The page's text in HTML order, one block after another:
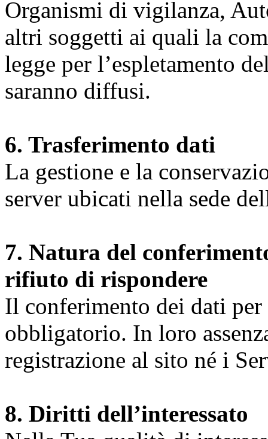
Organismi di vigilanza,
altri soggetti ai quali la
legge per l’espletamento
saranno diffusi.
6. Trasferimento dati
La gestione e la
server ubicati nella sede
7. Natura del
rifiuto di rispondere
Il conferimento dei dati
obbligatorio. In loro
registrazione al sito né i
8. Diritti dell’interessato